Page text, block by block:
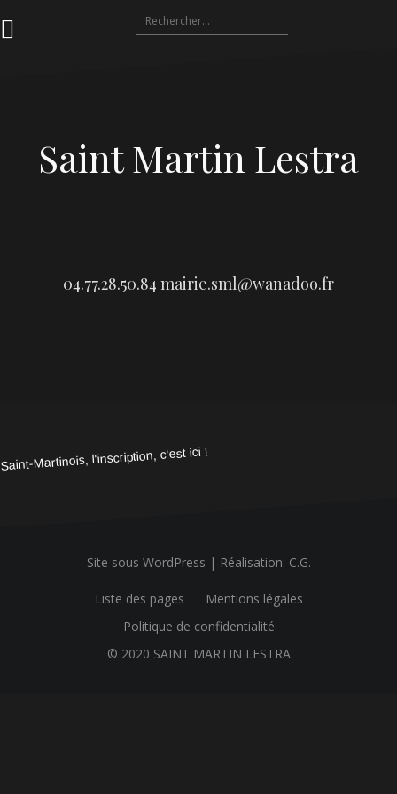
au
Rechercher :
Saint Martin Lestra
04.77.28.50.84 mairie.sml@wanadoo.fr
Saint-Martinois, l'inscription, c'est ici !
Site sous WordPress | Réalisation: C.G.
Liste des pages
Mentions légales
Politique de confidentialité
© 2020 SAINT MARTIN LESTRA